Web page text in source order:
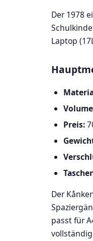
Der 1978
Laptop
Preis:
Der
passt für